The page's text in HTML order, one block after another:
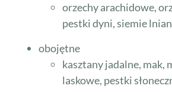
orzechy arachidowe,
pestki dyni, siemie
obojętne
kasztany jadalne, mak,
laskowe, pestki